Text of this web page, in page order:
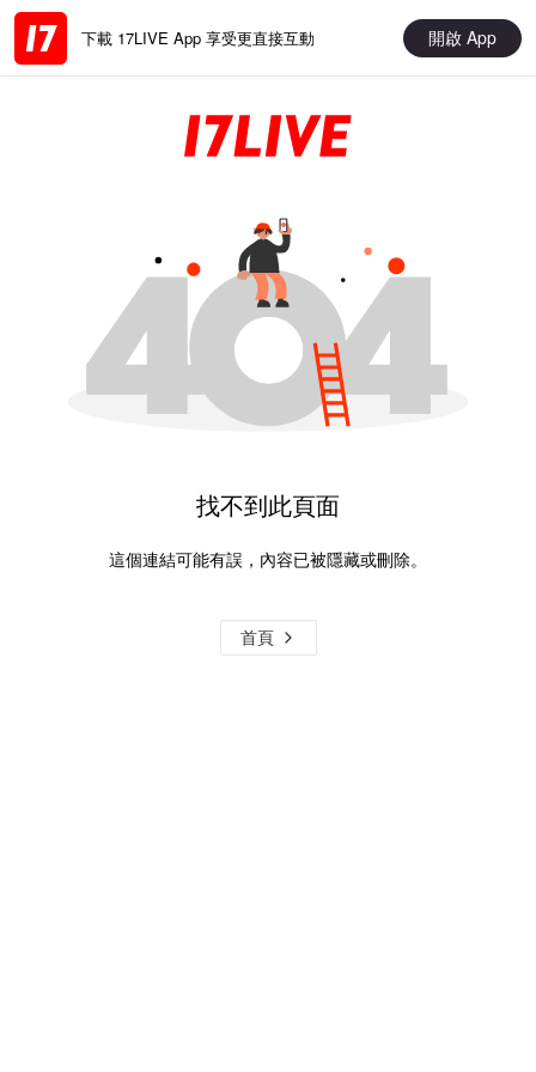
下載 17LIVE App 享受更直接互動 開啟 App
找不到此頁面
這個連結可能有誤，內容已被隱藏或刪除。
首頁